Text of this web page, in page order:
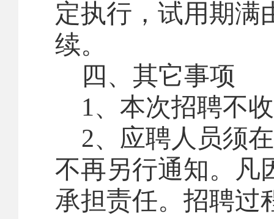
定执行，试用期满
续。
四 、其它事项
1、本次招聘不
2、应聘人员须
不再另行通知。凡
承担责任。 招聘过